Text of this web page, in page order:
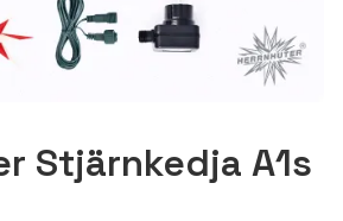
Stjärnkedja A1s